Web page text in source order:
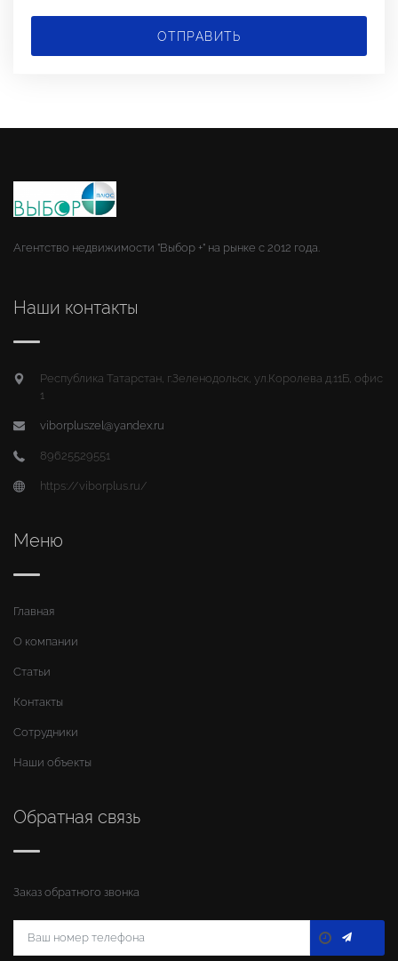
ОТПРАВИТЬ
Агентство недвижимости "Выбор +" на рынке с 2012 года.
Наши контакты
Республика Татарстан, г.Зеленодольск, ул.Королева д.11Б, офис
1
viborpluszel@yandex.ru
89625529551
https://viborplus.ru/
Меню
Главная
О компании
Статьи
Контакты
Сотрудники
Наши объекты
Обратная связь
Заказ обратного звонка